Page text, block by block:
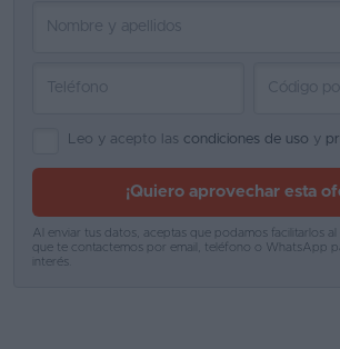
Leo y acepto las condiciones de uso y
¡Quiero aprovechar esta
Al enviar tus datos, aceptas que podamos facilitarlos
que te contactemos por email, teléfono o WhatsApp
interés.